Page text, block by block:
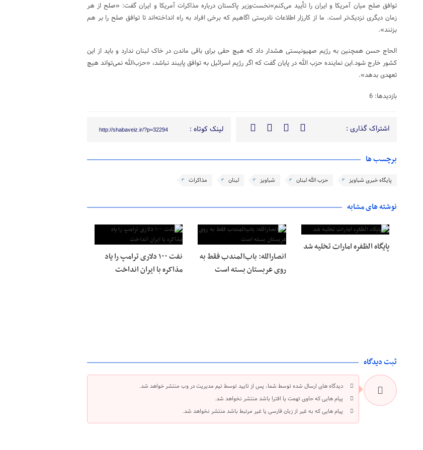
توافق صلح میان آمریکا و ایران را تأیید می‌کنم»نخست‌وزیر پاکستان درباره مذاکرات آمریکا و ایران گفت: «صلح از هر
زمان دیگری نزدیک‌تر است. ما از کارزار اطلاعات نادرستی اگاهیم که برخی افراد به راه انداخته‌اند تا توافق صلح را بر هم
بزنند».
الحاج حسن همچنین به رژیم صهیونیستی هشدار داد که هیچ حقی برای باقی ماندن در خاک لبنان ندارد و باید از این
کشور خارج شود.این نماینده حزب الله در پایان گفت که اگر رژیم اسرائیل به توافق پایبند نباشد، «حزب‌الله نمی‌تواند هیچ
تعهدی بدهد».
بازدیدها: 6
اشتراک گذاری : لینک کوتاه : http://shabaveiz.ir/?p=32294
برچسب ها
پایگاه خبری شباویز حزب الله لبنان شباویز لبنان مذاکرات
نوشته های مشابه
پایگاه الظفره امارات تخلیه شد
انصارالله: باب‌المندب فقط به
روی عربستان بسته است
نفت ۱۰۰ دلاری ترامپ را یاد
مذاکره با ایران انداخت
ثبت دیدگاه
دیدگاه های ارسال شده توسط شما، پس از تایید توسط تیم مدیریت در وب منتشر خواهد شد.
پیام هایی که حاوی تهمت یا افترا باشد منتشر نخواهد شد.
پیام هایی که به غیر از زبان فارسی یا غیر مرتبط باشد منتشر نخواهد شد.